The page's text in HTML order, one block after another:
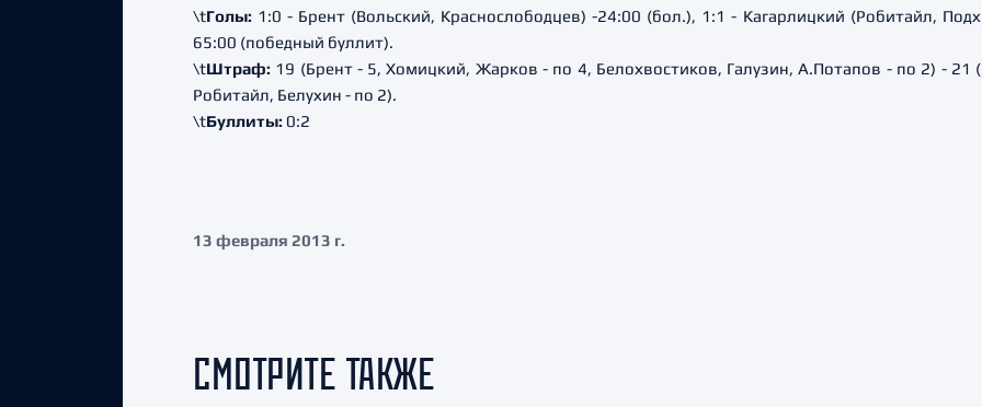
\tГолы: 1:0 - Брент (Вольский, Краснослободцев) -24:00 (бол.), 1:1 - Кагарлицкий (Робитайл,
65:00 (победный буллит).
\tШтраф: 19 (Брент - 5, Хомицкий, Жарков - по 4, Белохвостиков, Галузин, А.Потапов - по 2) - 21
Робитайл, Белухин - по 2).
\tБуллиты: 0:2
13 февраля 2013 г.
СМОТРИТЕ ТАКЖЕ